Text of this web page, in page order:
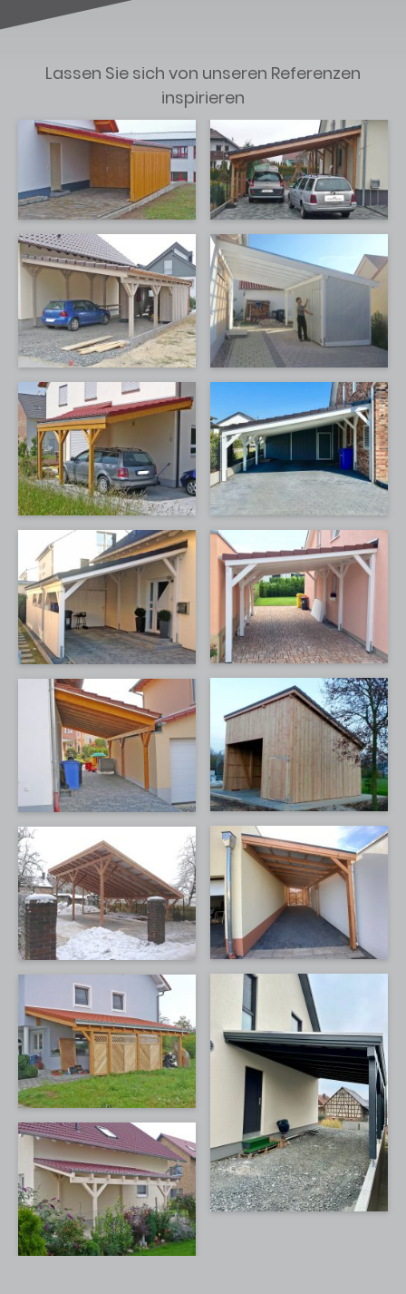
Lassen Sie sich von unseren Referenzen
inspirieren